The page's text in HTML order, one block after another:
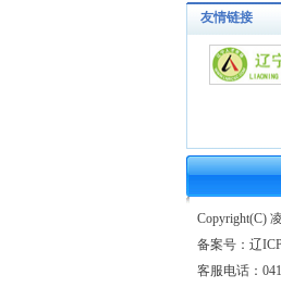
友情链接
Copyright(C)
备案号： 辽
客服电话：